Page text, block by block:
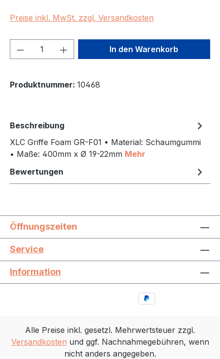
Preise inkl. MwSt. zzgl. Versandkosten
Produkt Anzahl: Gib denIn den Warenkorb
Produktnummer: 10468
Beschreibung
XLC Griffe Foam GR-F01 • Material: Schaumgummi
• Maße: 400mm x Ø 19-22mm Mehr
Bewertungen
Öffnungszeiten
Service
Information
Alle Preise inkl. gesetzl. Mehrwertsteuer zzgl.
Versandkosten und ggf. Nachnahmegebühren, wenn
nicht anders angegeben.